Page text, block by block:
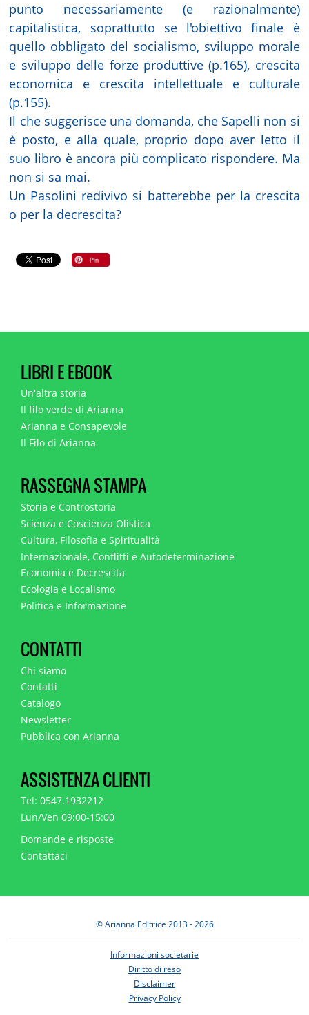
punto necessariamente (e razionalmente)
capitalistica, soprattutto se l'obiettivo finale è
quello obbligato del socialismo, sviluppo morale
e sviluppo delle forze produttive (p.165), crescita
economica e crescita intellettuale e culturale
(p.155).
Il che suggerisce una domanda, che Sapelli non si
è posto, e alla quale, proprio dopo aver letto il
suo libro è ancora più complicato rispondere. Ma
non si sa mai.
Un Pasolini redivivo si batterebbe per la crescita
o per la decrescita?
LIBRI E EBOOK
Un'altra storia
Il filo verde di Arianna
Arianna e Consapevole
Il Filo di Arianna
RASSEGNA STAMPA
Storia e Controstoria
Scienza e Coscienza Olistica
Cultura, Filosofia e Spiritualità
Internazionale, Conflitti e Autodeterminazione
Economia e Decrescita
Ecologia e Localismo
Politica e Informazione
CONTATTI
Chi siamo
Contatti
Catalogo
Newsletter
Pubblica con Arianna
ASSISTENZA CLIENTI
Tel: 0547.1932212
Lun/Ven 09:00-15:00
Domande e risposte
Contattaci
© Arianna Editrice 2013 - 2026
Informazioni societarie
Diritto di reso
Disclaimer
Privacy Policy